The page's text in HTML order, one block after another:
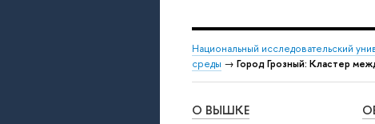
Национальный исследовательский
среды → Город Грозный: Кластер
О ВЫШКЕ